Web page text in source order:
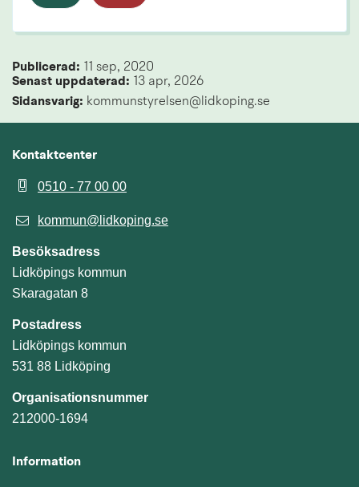
Publicerad:
11 sep, 2020
Senast uppdaterad:
13 apr, 2026
Sidansvarig: kommunstyrelsen@lidkoping.se
Kontaktcenter
0510 - 77 00 00
kommun@lidkoping.se
Besöksadress
Lidköpings kommun
Skaragatan 8
Postadress
Lidköpings kommun
531 88 Lidköping
Organisationsnummer
212000-1694
Information